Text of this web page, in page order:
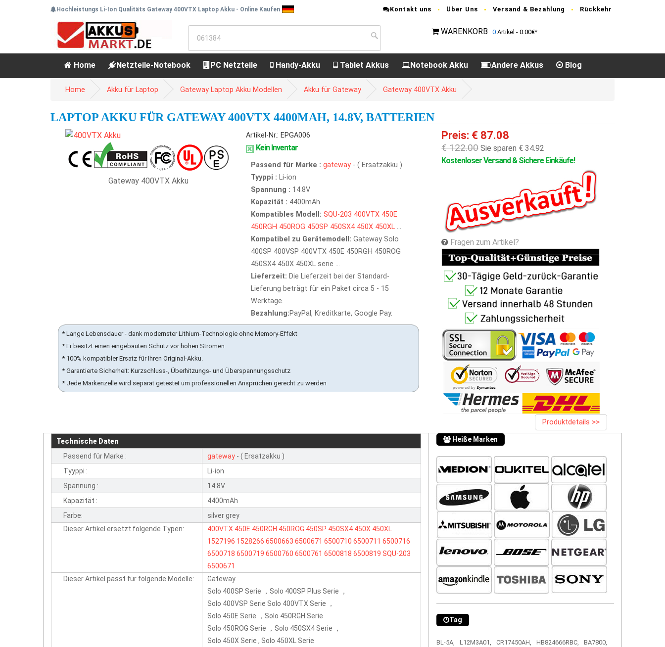
Hochleistungs Li-Ion Qualitäts Gateway 400VTX Laptop Akku - Online Kaufen Kontakt uns Über Uns Versand & Bezahlung Rückkehr
WARENKORB 0 Artikel - 0.00€*
Home Netzteile-Notebook PC Netzteile Handy-Akku Tablet Akkus Notebook Akku Andere Akkus Blog
Home Akku für Laptop Gateway Laptop Akku Modellen Akku für Gateway Gateway 400VTX Akku
LAPTOP AKKU FÜR GATEWAY 400VTX 4400MAH, 14.8V, BATTERIEN
Gateway 400VTX Akku
Artikel-Nr.: EPGA006
Kein Inventar
Passend für Marke : gateway - ( Ersatzakku )
Tyyppi : Li-ion
Spannung : 14.8V
Kapazität : 4400mAh
Kompatibles Modell: SQU-203 400VTX 450E
450RGH 450ROG 450SP 450SX4 450X 450XL ...
Kompatibel zu Gerätemodell: Gateway Solo
400SP 400VSP 400VTX 450E 450RGH 450ROG
450SX4 450X 450XL serie ...
Lieferzeit: Die Lieferzeit bei der Standard-
Lieferung beträgt für ein Paket circa 5 - 15
Werktage.
Bezahlung:PayPal, Kreditkarte, Google Pay.
* Lange Lebensdauer - dank modernster Lithium-Technologie ohne Memory-Effekt
* Er besitzt einen eingebauten Schutz vor hohen Strömen
* 100% kompatibler Ersatz für Ihren Original-Akku.
* Garantierte Sicherheit: Kurzschluss-, Überhitzungs- und Überspannungsschutz
* Jede Markenzelle wird separat getestet um professionellen Ansprüchen gerecht zu werden
Preis: € 87.08
€ 122.00 Sie sparen € 34.92
Kostenloser Versand & Sichere Einkäufe!
Fragen zum Artikel?
Produktdetails >>
Technische Daten
Passend für Marke :
gateway - ( Ersatzakku )
Tyyppi :
Li-ion
Spannung :
14.8V
Kapazität :
4400mAh
Farbe:
silver grey
Dieser Artikel ersetzt folgende Typen:
400VTX 450E 450RGH 450ROG 450SP 450SX4 450X 450XL
1527196 1528266 6500663 6500671 6500710 6500711 6500716
6500718 6500719 6500760 6500761 6500818 6500819 SQU-203
6500671
Dieser Artikel passt für folgende Modelle:
Gateway
Solo 400SP Serie ，Solo 400SP Plus Serie ，
Solo 400VSP Serie Solo 400VTX Serie ，
Solo 450E Serie ，Solo 450RGH Serie
Solo 450ROG Serie ，Solo 450SX4 Serie ，
Solo 450X Serie , Solo 450XL Serie
Heiße Marken
Tag
BL-5A, L12M3A01, CR17450AH, HB824666RBC,
BA7800,